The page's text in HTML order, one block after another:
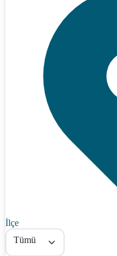
İlçe
Tümü